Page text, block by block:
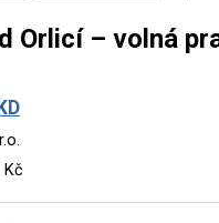
Orlicí – volná
Kč